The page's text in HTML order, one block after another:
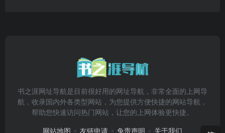
书之涯网址导航是目前很好用的网址导航，非常全面的上网导
航，收录国内外各类型网站，为您提供方便快捷的网站导航，
帮助您快速访问热门网站，让您的上网体验更快捷。
网站地图 友链申请 免责声明 关于我们